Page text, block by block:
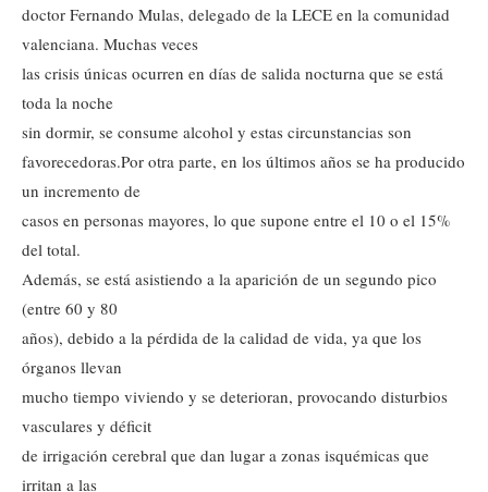
doctor Fernando Mulas, delegado de la LECE en la comunidad
valenciana. Muchas veces
las crisis únicas ocurren en días de salida nocturna que se está
toda la noche
sin dormir, se consume alcohol y estas circunstancias son
favorecedoras.Por otra parte, en los últimos años se ha producido
un incremento de
casos en personas mayores, lo que supone entre el 10 o el 15%
del total.
Además, se está asistiendo a la aparición de un segundo pico
(entre 60 y 80
años), debido a la pérdida de la calidad de vida, ya que los
órganos llevan
mucho tiempo viviendo y se deterioran, provocando disturbios
vasculares y déficit
de irrigación cerebral que dan lugar a zonas isquémicas que
irritan a las